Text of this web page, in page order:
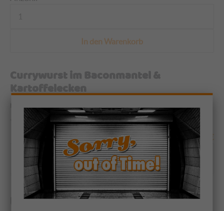
Currywurst im Baconmantel &
Kartoffelecken
J, I, 11)
13,60 €
Optionen wählen
Kartoffelecken